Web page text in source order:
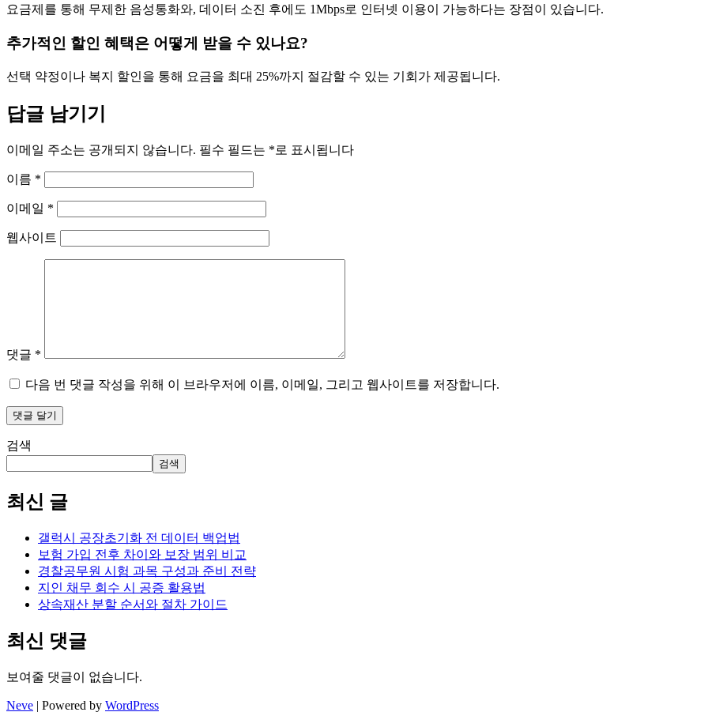
요금제를 통해 무제한 음성통화와, 데이터 소진 후에도 1Mbps로 인터넷 이용이 가능하다는 장점이 있습니다.
추가적인 할인 혜택은 어떻게 받을 수 있나요?
선택 약정이나 복지 할인을 통해 요금을 최대 25%까지 절감할 수 있는 기회가 제공됩니다.
답글 남기기
이메일 주소는 공개되지 않습니다. 필수 필드는 *로 표시됩니다
이름 *
이메일 *
웹사이트
댓글 *
다음 번 댓글 작성을 위해 이 브라우저에 이름, 이메일, 그리고 웹사이트를 저장합니다.
검색
검색
최신 글
갤럭시 공장초기화 전 데이터 백업법
보험 가입 전후 차이와 보장 범위 비교
경찰공무원 시험 과목 구성과 준비 전략
지인 채무 회수 시 공증 활용법
상속재산 분할 순서와 절차 가이드
최신 댓글
보여줄 댓글이 없습니다.
Neve | Powered by WordPress